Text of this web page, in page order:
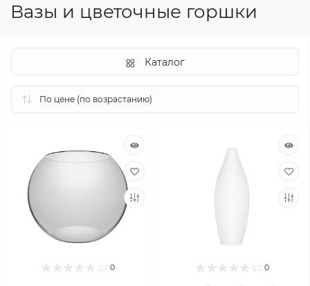
Вазы и цветочные горшки
Каталог
0 0